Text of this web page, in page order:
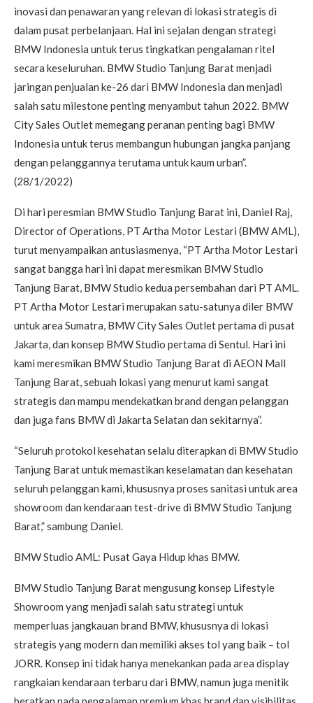
inovasi dan penawaran yang relevan di lokasi strategis di
dalam pusat perbelanjaan. Hal ini sejalan dengan strategi
BMW Indonesia untuk terus tingkatkan pengalaman ritel
secara keseluruhan. BMW Studio Tanjung Barat menjadi
jaringan penjualan ke-26 dari BMW Indonesia dan menjadi
salah satu milestone penting menyambut tahun 2022. BMW
City Sales Outlet memegang peranan penting bagi BMW
Indonesia untuk terus membangun hubungan jangka panjang
dengan pelanggannya terutama untuk kaum urban”.
(28/1/2022)
Di hari peresmian BMW Studio Tanjung Barat ini, Daniel Raj,
Director of Operations, PT Artha Motor Lestari (BMW AML),
turut menyampaikan antusiasmenya, “PT Artha Motor Lestari
sangat bangga hari ini dapat meresmikan BMW Studio
Tanjung Barat, BMW Studio kedua persembahan dari PT AML.
PT Artha Motor Lestari merupakan satu-satunya diler BMW
untuk area Sumatra, BMW City Sales Outlet pertama di pusat
Jakarta, dan konsep BMW Studio pertama di Sentul. Hari ini
kami meresmikan BMW Studio Tanjung Barat di AEON Mall
Tanjung Barat, sebuah lokasi yang menurut kami sangat
strategis dan mampu mendekatkan brand dengan pelanggan
dan juga fans BMW di Jakarta Selatan dan sekitarnya”.
“Seluruh protokol kesehatan selalu diterapkan di BMW Studio
Tanjung Barat untuk memastikan keselamatan dan kesehatan
seluruh pelanggan kami, khususnya proses sanitasi untuk area
showroom dan kendaraan test-drive di BMW Studio Tanjung
Barat,” sambung Daniel.
BMW Studio AML: Pusat Gaya Hidup khas BMW.
BMW Studio Tanjung Barat mengusung konsep Lifestyle
Showroom yang menjadi salah satu strategi untuk
memperluas jangkauan brand BMW, khususnya di lokasi
strategis yang modern dan memiliki akses tol yang baik – tol
JORR. Konsep ini tidak hanya menekankan pada area display
rangkaian kendaraan terbaru dari BMW, namun juga menitik